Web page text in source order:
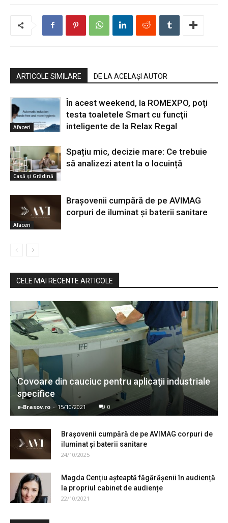
ARTICOLE SIMILARE DE LA ACELAȘI AUTOR
Afaceri
În acest weekend, la ROMEXPO, poţi
testa toaletele Smart cu funcţii
inteligente de la Relax Regal
Casă și Grădină
Spațiu mic, decizie mare: Ce trebuie
să analizezi atent la o locuință
Afaceri
Braşovenii cumpără de pe AVIMAG
corpuri de iluminat şi baterii sanitare
CELE MAI RECENTE ARTICOLE
Covoare din cauciuc pentru aplicaţii industriale
specifice
e-Brasov.ro - 15/10/2021 0
Braşovenii cumpără de pe AVIMAG corpuri de
iluminat şi baterii sanitare
24/10/2025
Magda Cențiu așteaptă făgărășenii în audiență
la propriul cabinet de audiențe
22/10/2021